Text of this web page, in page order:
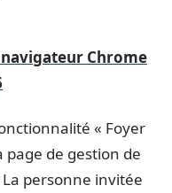
Chrome
« Foyer
page de gestion de
personne invitée